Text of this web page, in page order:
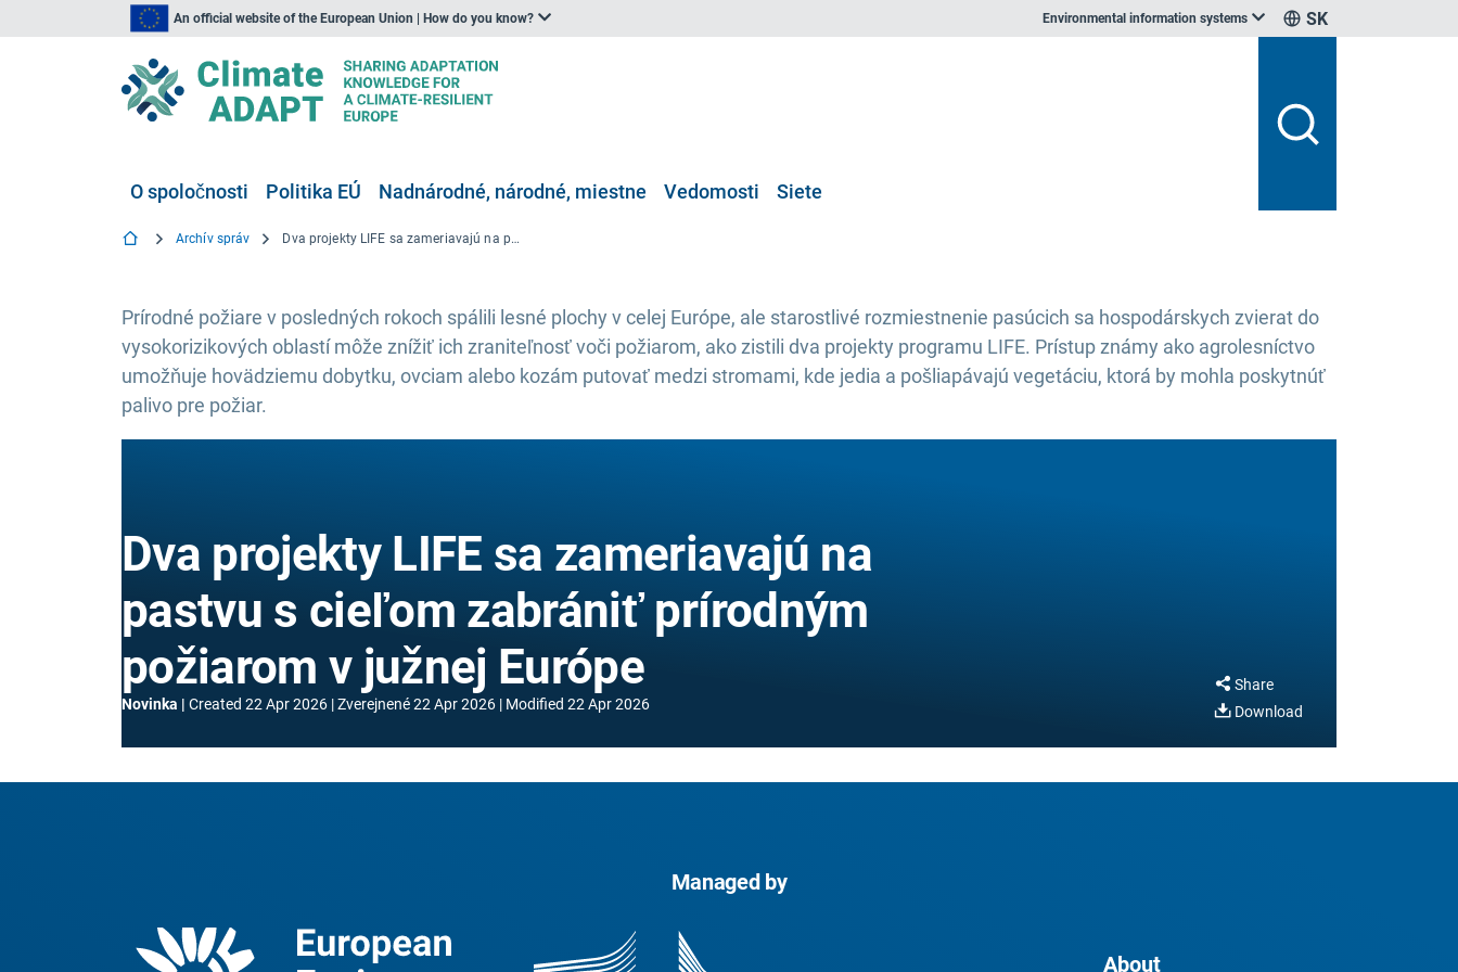
An official website of the European Union | How do you know? Environmental information systems SK
O spoločnosti Politika EÚ Nadnárodné, národné, miestne Vedomosti Siete
Archív správ Dva projekty LIFE sa zameriavajú na pastvu s cieľom zabrániť prírodným požiarom v južnej Európe
Prírodné požiare v posledných rokoch spálili lesné plochy v celej Európe, ale starostlivé rozmiestnenie pasúcich sa hospodárskych zvierat do
vysokorizikových oblastí môže znížiť ich zraniteľnosť voči požiarom, ako zistili dva projekty programu LIFE. Prístup známy ako agrolesníctvo
umožňuje hovädziemu dobytku, ovciam alebo kozám putovať medzi stromami, kde jedia a pošliapávajú vegetáciu, ktorá by mohla poskytnúť
palivo pre požiar.
Dva projekty LIFE sa zameriavajú na
pastvu s cieľom zabrániť prírodným
požiarom v južnej Európe
Novinka Created 22 Apr 2026 Zverejnené22 Apr 2026 Modified 22 Apr 2026
Share
Download
Managed by
About